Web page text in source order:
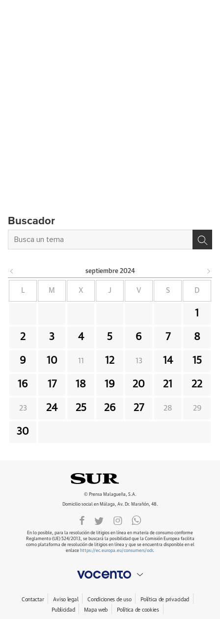
Buscador
septiembre 2024
M X J V S D
1
2 3 4 5 6 7 8
9 10 11 12 13 14 15
16 17 18 19 20 21 22
23 24 25 26 27 28 29
30
© Prensa Malagueña, S.A.
Domicilio social en Málaga, Av. Dr. Marañón, 48.
En lo posible, para la resolución de litigios en línea en materia de consumo conforme
Reglamento (UE) 524/2013, se buscará la posibilidad que la Comisión Europea facilita
como plataforma de resolución de litigios en línea y que se encuentra disponible en el
enlace https://ec.europa.eu/consumers/odr.
Contactar Aviso legal Condiciones de uso
Política de privacidad
Publicidad
Mapa web Política de cookies